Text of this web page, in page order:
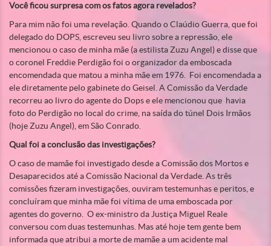
Você ficou surpresa com os fatos agora revelados?
Para mim não foi uma revelação. Quando o Claúdio Guerra, que foi
delegado do DOPS, escreveu seu livro sobre a repressão, ele
mencionou o caso de minha mãe (a estilista Zuzu Angel) e disse que
o coronel Freddie Perdigão foi o organizador da emboscada
encomendada que matou a minha mãe em 1976. Foi encomendada a
ele diretamente pelo gabinete do Geisel. A Comissão da Verdade
recorreu ao livro do agente do Dops e ele mencionou que havia
foto do Perdigão no local do crime, na saída do túnel Dois Irmãos
(hoje Zuzu Angel), em São Conrado.
Qual foi a conclusão das investigações?
O caso de mamãe foi investigado desde a Comissão dos Mortos e
Desaparecidos até a Comissão Nacional da Verdade. As três
comissões fizeram investigações, ouviram testemunhas e peritos, e
concluíram que minha mãe foi vítima de uma emboscada por
agentes do governo. O ex-ministro da Justiça Miguel Reale
conversou com duas testemunhas. Mas até hoje tem gente bem
informada que atribui a morte de mamãe a um acidente mal